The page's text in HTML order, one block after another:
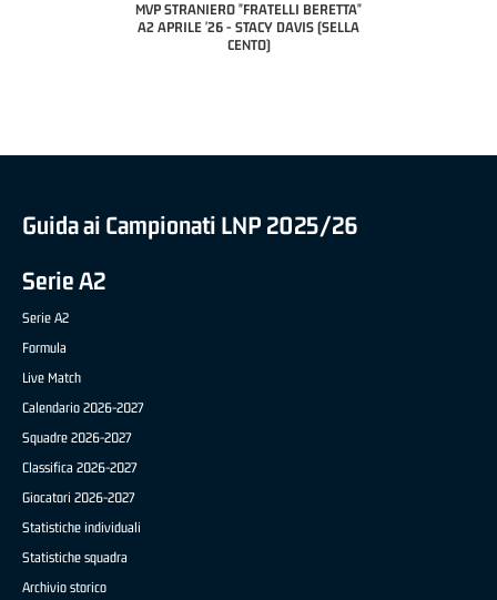
MVP "FRATELLI BERETTA" SAMUEL
DILAS B NAZIONALE APRILE '26 -
MARCO RESTELLI (TAV TREVIGLIO
Guida ai Campionati LNP 2025/26
Serie A2
Serie A2
Formula
Live Match
Calendario 2026-2027
Squadre 2026-2027
Classifica 2026-2027
Giocatori 2026-2027
Statistiche individuali
Statistiche squadra
Archivio storico